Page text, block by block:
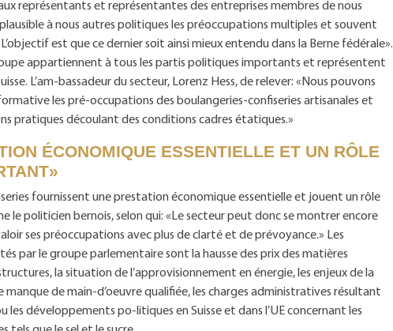
représentants et représentantes des entreprises membres de nous
à nous autres politiques les préoccupations multiples et souvent
est que ce dernier soit ainsi mieux entendu dans la Berne fédérale».
appartiennent à tous les partis politiques importants et représentent
L’am-bassadeur du secteur, Lorenz Hess, de relever: «Nous pouvons
les pré-occupations des boulangeries-confiseries artisanales et
pratiques découlant des conditions cadres étatiques.»
ÉCONOMIQUE ESSENTIELLE ET UN RÔLE
fournissent une prestation économique essentielle et jouent un rôle
le politicien bernois, selon qui: «Le secteur peut donc se montrer encore
ses préoccupations avec plus de clarté et de prévoyance.» Les
par le groupe parlementaire sont la hausse des prix des matières
la situation de l’approvisionnement en énergie, les enjeux de la
manque de main-d’oeuvre qualifiée, les charges administratives résultant
les développements po-litiques en Suisse et dans l’UE concernant les